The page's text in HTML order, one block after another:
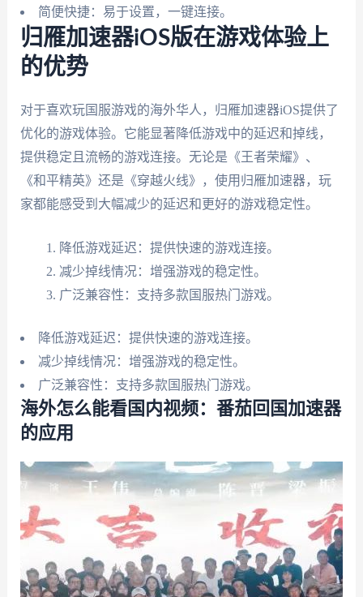
简便快捷：易于设置，一键连接。
归雁加速器iOS版在游戏体验上
的优势
对于喜欢玩国服游戏的海外华人，归雁加速器iOS提供了
优化的游戏体验。它能显著降低游戏中的延迟和掉线，
提供稳定且流畅的游戏连接。无论是《王者荣耀》、
《和平精英》还是《穿越火线》，使用归雁加速器，玩
家都能感受到大幅减少的延迟和更好的游戏稳定性。
降低游戏延迟：提供快速的游戏连接。
减少掉线情况：增强游戏的稳定性。
广泛兼容性：支持多款国服热门游戏。
降低游戏延迟：提供快速的游戏连接。
减少掉线情况：增强游戏的稳定性。
广泛兼容性：支持多款国服热门游戏。
海外怎么能看国内视频：番茄回国加速器
的应用